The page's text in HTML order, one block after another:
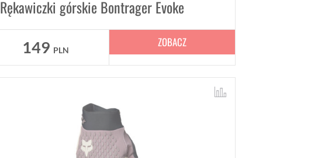
Rękawiczki górskie Bontrager Evoke
149 PLN
ZOBACZ